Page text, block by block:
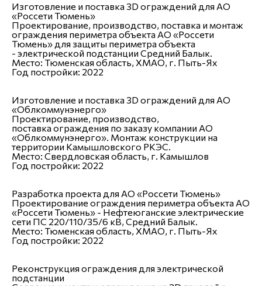
Изготовление и поставка 3D ограждений для АО
«Россети Тюмень»
Проектирование, производство, поставка и монтаж
ограждения периметра объекта АО «Россети
Тюмень» для защиты периметра объекта
- электрической подстанции Средний Балык.
Место:Тюменская область, ХМАО, г. Пыть-Ях
Год постройки: 2022
Изготовление и поставка 3D ограждений для АО
«Облкоммунэнерго»
Проектирование, производство,
поставка ограждения по заказу компании АО
«Облкоммунэнерго». Монтаж конструкции на
территории Камышловского РКЭС.
Место: Свердловская область, г. Камышлов
Год постройки: 2022
Разработка проекта для АО «Россети Тюмень»
Проектирование ограждения периметра объекта АО
«Россети Тюмень» - Нефтеюганские электрические
сети ПС 220/110/35/6 кВ, Средний Балык.
Место: Тюменская область, ХМАО, г. Пыть-Ях
Год постройки: 2022
Реконструкция ограждения для электрической
подстанции